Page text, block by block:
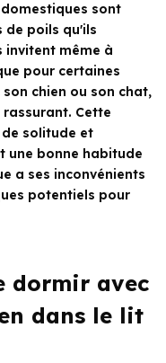
sont
de poils qu'ils
invitent même à
pour certaines
chien ou son chat,
Cette
solitude et
une bonne habitude
a ses inconvénients
potentiels pour
dormir avec
dans le lit